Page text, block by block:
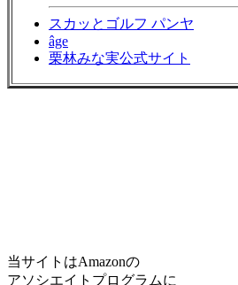
スカッとゴルフ パンヤ
âge
栗林みな実公式サイト
当サイトはAmazonの
アソシエイトプログラムに